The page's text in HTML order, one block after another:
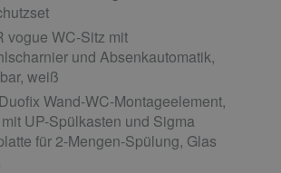
vogue WC-Sitz mit
und Absenkautomatik,
weiß
Wand-WC-Montageelement,
UP-Spülkasten und Sigma
für 2-Mengen-Spülung, Glas